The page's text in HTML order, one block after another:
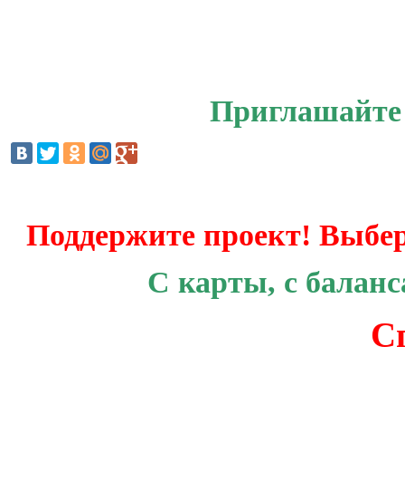
Приглашайте
Поддержите проект!
С карты, с